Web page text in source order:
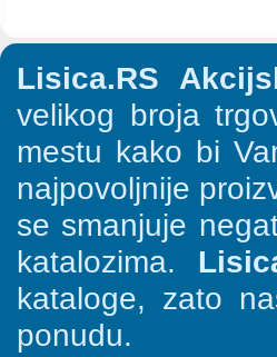
Lisica.RS
velikog broja
mestu kako bi
najpovoljnije
se smanjuje
katalozima.
kataloge, zato
ponudu.